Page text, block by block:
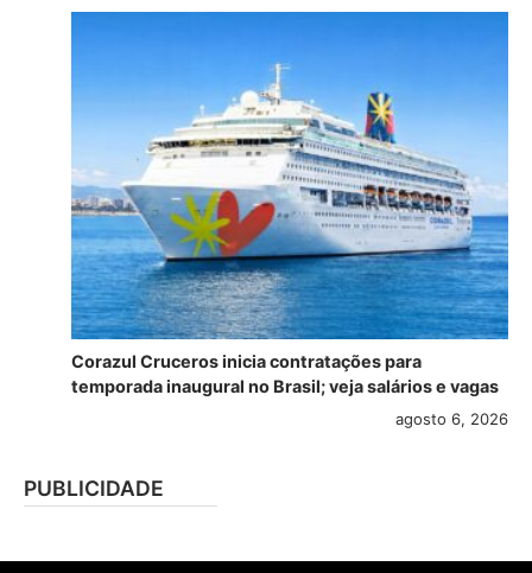
Corazul Cruceros inicia contratações para
temporada inaugural no Brasil; veja salários e vagas
agosto 6, 2026
PUBLICIDADE